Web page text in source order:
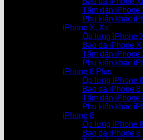
Tấm dán iPhone
Phụ kiện khác
iPhone X, Xs
Ốp lưng iPhone
Bao da iPhone X
Tấm dán iPhone
Phụ kiện khác
iPhone 8 Plus
Ốp lưng iPhone
Bao da iPhone 8
Tấm dán iPhone
Phụ kiện khác
iPhone 8
Ốp lưng iPhone
Bao da iPhone 8